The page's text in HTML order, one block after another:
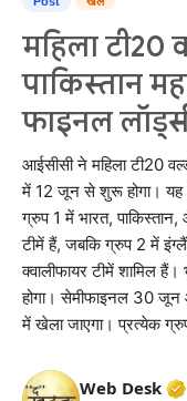
राजस्थान
राजनीति
क्राइम
भारत
बॉलीवुड
खेल
लाइफस्टाइल
महिला टी20
पाकिस्तान
फाइनल
आईसीसी ने महिला टी20
में 12 जून से शुरू होगा। यह
ग्रुप 1 में भारत,
टीमें हैं, जबकि ग्रुप 2 में
क्वालीफायर टीमें शामिल
होगा। सेमीफाइनल 30 जून
में खेला जाएगा। प्रत्येक
Web Desk